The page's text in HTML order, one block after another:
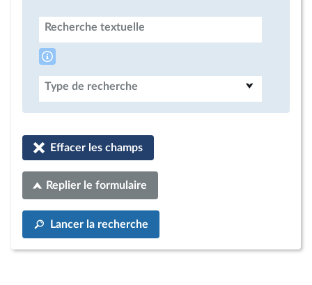
Recherche textuelle
Type de recherche
Effacer les champs
Replier le formulaire
Lancer la recherche